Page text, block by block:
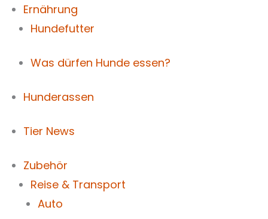
Ernährung
Hundefutter
Was dürfen Hunde essen?
Hunderassen
Tier News
Zubehör
Reise & Transport
Auto